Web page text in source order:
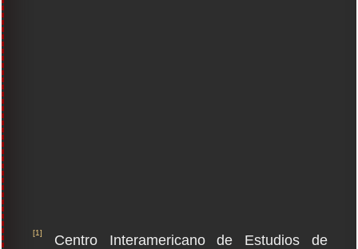
[1]
Centro Interamericano de Estudios de